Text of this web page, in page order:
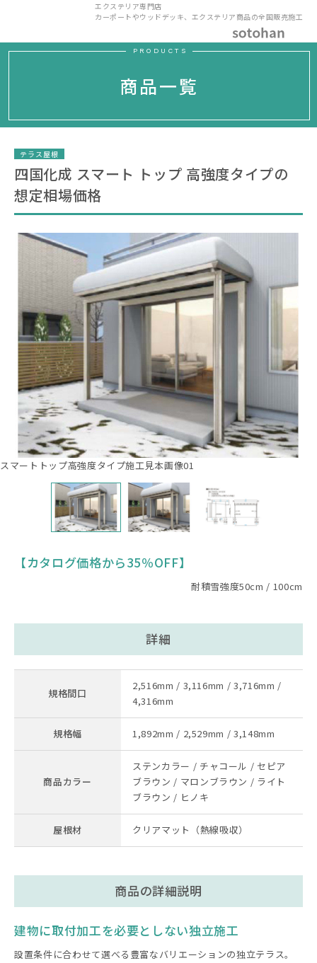
エクステリア専門店
カーポートやウッドデッキ、エクステリア商品の全国販売施工
PRODUCTS
商品一覧
テラス屋根
四国化成 スマート トップ 高強度タイプの
想定相場価格
スマートトップ高強度タイプ施工見本画像01
【カタログ価格から35％OFF】
耐積雪強度50cm / 100cm
詳細
規格間口
2,516mm / 3,116mm / 3,716mm /
4,316mm
規格幅 1,892mm / 2,529mm / 3,148mm
商品カラー
ステンカラー / チャコール / セピア
ブラウン / マロンブラウン / ライト
ブラウン / ヒノキ
屋根材 クリアマット（熱線吸収）
商品の詳細説明
建物に取付加工を必要としない独立施工
設置条件に合わせて選べる豊富なバリエーションの独立テラス。